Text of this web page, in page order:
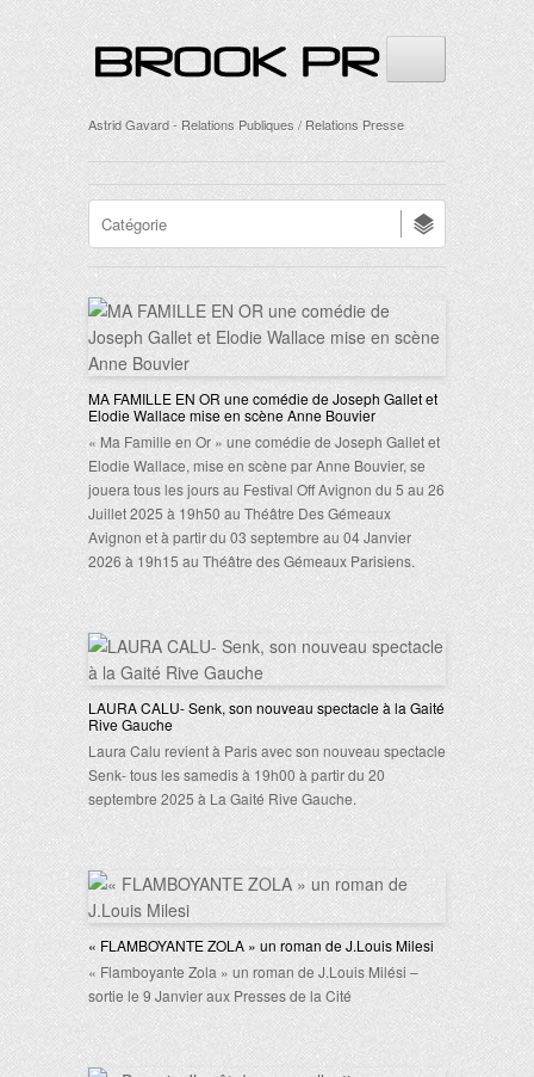
Astrid Gavard - Relations Publiques / Relations Presse
MA FAMILLE EN OR une comédie de Joseph Gallet et
Elodie Wallace mise en scène Anne Bouvier
« Ma Famille en Or » une comédie de Joseph Gallet et
Elodie Wallace, mise en scène par Anne Bouvier, se
jouera tous les jours au Festival Off Avignon du 5 au 26
Juillet 2025 à 19h50 au Théâtre Des Gémeaux
Avignon et à partir du 03 septembre au 04 Janvier
2026 à 19h15 au Théâtre des Gémeaux Parisiens.
LAURA CALU- Senk, son nouveau spectacle à la Gaité
Rive Gauche
Laura Calu revient à Paris avec son nouveau spectacle
Senk- tous les samedis à 19h00 à partir du 20
septembre 2025 à La Gaité Rive Gauche.
« FLAMBOYANTE ZOLA » un roman de J.Louis Milesi
« Flamboyante Zola » un roman de J.Louis Milési –
sortie le 9 Janvier aux Presses de la Cité